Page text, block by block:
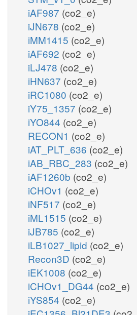
iAF987 (co2_e)
iJN678 (co2_e)
iMM1415 (co2_e)
iAF692 (co2_e)
iLJ478 (co2_e)
iHN637 (co2_e)
iRC1080 (co2_e)
iY75_1357 (co2_e)
iYO844 (co2_e)
RECON1 (co2_e)
iAT_PLT_636 (co2_e)
iAB_RBC_283 (co2_e)
iAF1260b (co2_e)
iCHOv1 (co2_e)
iNF517 (co2_e)
iML1515 (co2_e)
iJB785 (co2_e)
iLB1027_lipid (co2_e)
Recon3D (co2_e)
iEK1008 (co2_e)
iCHOv1_DG44 (co2_e)
iYS854 (co2_e)